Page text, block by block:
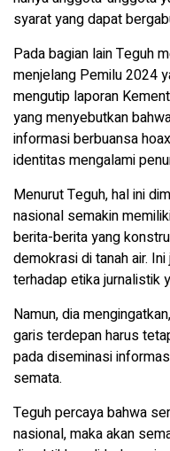
syarat yang dapat
Pada bagian lain Teguh
menjelang Pemilu 2024
mengutip laporan
yang menyebutkan
informasi berbuansa
identitas mengalami
Menurut Teguh, hal ini
nasional semakin
berita-berita yang
demokrasi di tanah air.
terhadap etika jurnalistik
Namun, dia
garis terdepan harus
pada diseminasi
semata.
Teguh percaya bahwa
nasional, maka akan